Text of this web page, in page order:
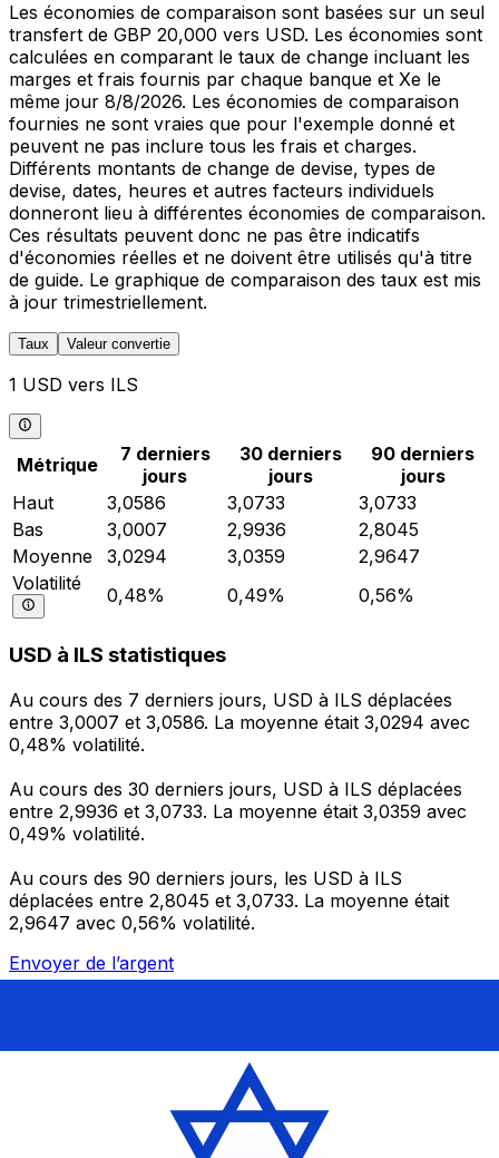
Les économies de comparaison sont basées sur un seul
transfert de GBP 20,000 vers USD. Les économies sont
calculées en comparant le taux de change incluant les
marges et frais fournis par chaque banque et Xe le
même jour 8/8/2026. Les économies de comparaison
fournies ne sont vraies que pour l'exemple donné et
peuvent ne pas inclure tous les frais et charges.
Différents montants de change de devise, types de
devise, dates, heures et autres facteurs individuels
donneront lieu à différentes économies de comparaison.
Ces résultats peuvent donc ne pas être indicatifs
d'économies réelles et ne doivent être utilisés qu'à titre
de guide. Le graphique de comparaison des taux est mis
à jour trimestriellement.
Taux Valeur convertie
1 USD vers ILS
Métrique
7 derniers
jours
30 derniers
jours
90 derniers
jours
Haut
3,0586 3,0733
3,0733
Bas
3,0007 2,9936
2,8045
Moyenne
3,0294 3,0359
2,9647
Volatilité
0,48% 0,49% 0,56%
USD à ILS statistiques
Au cours des 7 derniers jours, USD à ILS déplacées
entre 3,0007 et 3,0586. La moyenne était 3,0294 avec
0,48% volatilité.
Au cours des 30 derniers jours, USD à ILS déplacées
entre 2,9936 et 3,0733. La moyenne était 3,0359 avec
0,49% volatilité.
Au cours des 90 derniers jours, les USD à ILS
déplacées entre 2,8045 et 3,0733. La moyenne était
2,9647 avec 0,56% volatilité.
Envoyer de l’argent
L'application Xe réunit toutes les fonctionnalités
nécessaires pour vos transferts d'argent internationaux
et la gestion de vos devises. Convertissez des devises,
programmez des alertes de taux et transférez de